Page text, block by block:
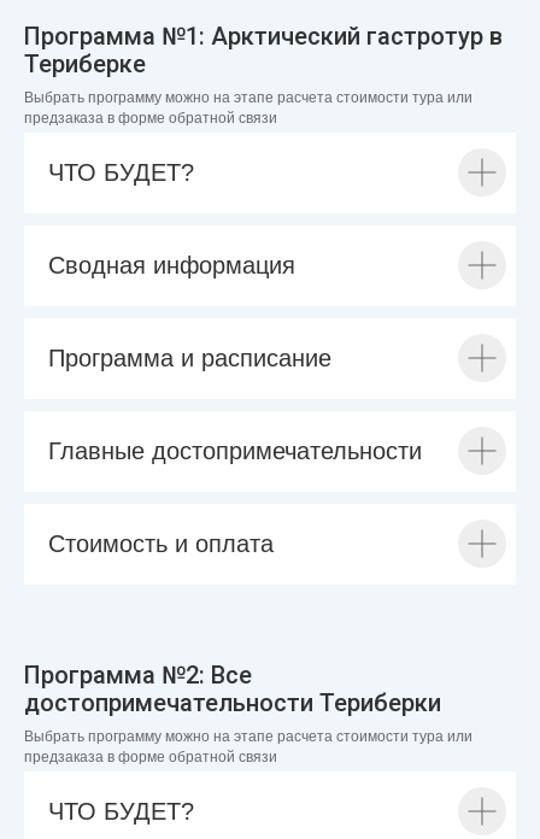
Программа №1: Арктический гастротур в
Териберке
Выбрать программу можно на этапе расчета стоимости тура или
предзаказа в форме обратной связи
ЧТО БУДЕТ?
Сводная информация
Программа и расписание
Главные достопримечательности
Стоимость и оплата
Программа №2: Все
достопримечательности Териберки
Выбрать программу можно на этапе расчета стоимости тура или
предзаказа в форме обратной связи
ЧТО БУДЕТ?